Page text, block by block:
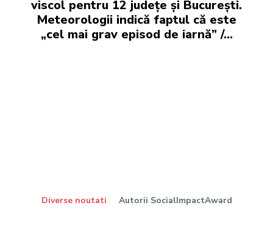
viscol pentru 12 județe și București.
Meteorologii indică faptul că este
„cel mai grav episod de iarnă” /...
Diverse noutati Autorii SocialImpactAward